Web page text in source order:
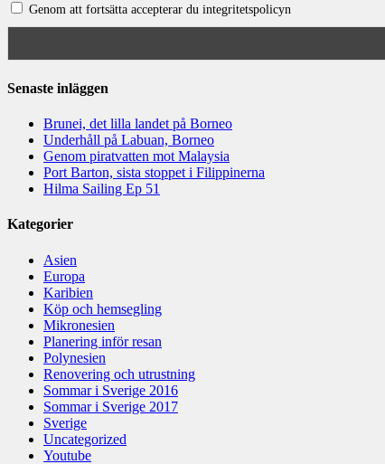
Genom att fortsätta accepterar du integritetspolicyn
Senaste inläggen
Brunei, det lilla landet på Borneo
Underhåll på Labuan, Borneo
Genom piratvatten mot Malaysia
Port Barton, sista stoppet i Filippinerna
Hilma Sailing Ep 51
Kategorier
Asien
Europa
Karibien
Köp och hemsegling
Mikronesien
Planering inför resan
Polynesien
Renovering och utrustning
Sommar i Sverige 2016
Sommar i Sverige 2017
Sverige
Uncategorized
Youtube